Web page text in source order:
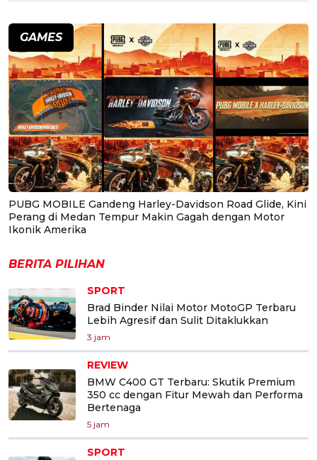
GAMES
PUBG MOBILE Gandeng Harley-Davidson Road Glide, Kini
Perang di Medan Tempur Makin Gagah dengan Motor
Ikonik Amerika
BERITA PILIHAN
SPORT
Brad Binder Nilai Motor MotoGP Terbaru
Lebih Agresif dan Sulit Ditaklukkan
3 jam
REVIEW
BMW C400 GT Terbaru: Skutik Premium
350 cc dengan Fitur Mewah dan Performa
Bertenaga
5 jam
SPORT